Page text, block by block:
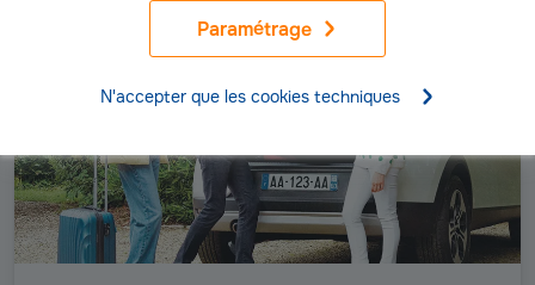
Paramétrage
N'accepter que les cookies techniques